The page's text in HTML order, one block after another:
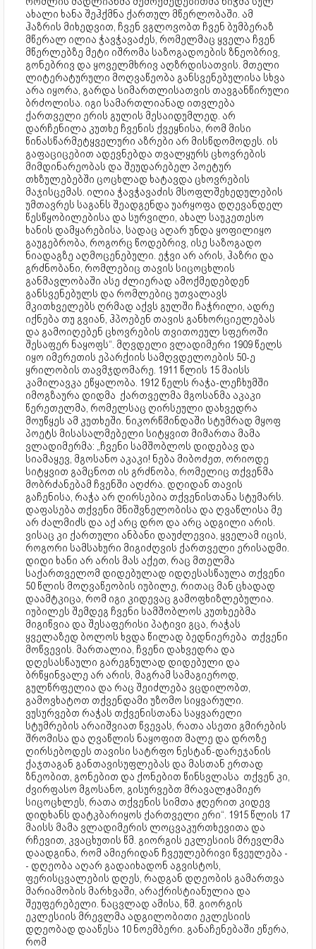
ახალი ხანა შეჰქმნა ქართულ მწერლობაში. ამ
ჰაზრის მიხედვით, ჩვენ ვგლოვობთ ჩვენ ბუმბერაზ
მწერალ ილია ჭავჭავაძეს, რომელმაც ყველა ჩვენ
მწერლებზე მეტი იშრომა საზოგადოების ზნეობრივ,
გონებრივ და ყოველმხრივ აღზრდისათვის. მთელი
ლიტერატურული მოღვაწეობა განსვენებულისა სხვა
არა იყორა, გარდა სიმართლისათვის თავგანწირული
ბრძოლისა. იგი სამართლიანად ითვლება
ქართველი ერის გულის მესაიდუმლედ. არ
დარჩენილა კუთხე ჩვენის ქვეყნისა, რომ მისი
წინასწარმეტყველური აზრები არ მისწდომოდეს. ის
გაფაციცებით ადევნებდა თვალყურს ცხოვრების
მიმდინარეობას და შეუდარებელ პოეტურ
თხზულებებში ცოცხლად ხატავდა ცხოვრების
მაჯისცემას. ილია ჭავჭავაძის მსოფლშეხედულების
უმთავრეს საგანს შეადგენდა უარყოფა დღევანდელ
წესწყობილებისა და სურვილი, ახალ საუკეთესო
ხანის დამყარებისა, სადაც აღარ უნდა ყოფილიყო
გაუგებრობა, როგორც წოდებრივ, ისე საზოგადო
ნიადაგზე აღმოცენებული. ეჭვი არ არის, ჰაზრი და
გრძნობანი, რომლებიც თავის სიცოცხლის
განმავლობაში ასე ძლიერად ამოქმედებდენ
განსვენებულს და რომლებიც უთვალავს
მკითხველებს ღრმად აქვს გულში ჩაჭრილი, ადრე
იქნება თუ გვიან, ჰპოებენ თავის განხორციელებას
და გამოიღებენ ცხოვრების თვითოეულ სფეროში
შესაფერ ნაყოფს“. მღვდელი ვლადიმერი 1909 წელს
იყო იმერეთის ეპარქიის სამღვდელოების 50-ე
ყრილობის თავმჯდომარე. 1911 წლის 15 მაისს
კამილავკა ეწყალობა. 1912 წელს რაჭა-ლეჩხუმში
იმოგზაურა დიდმა ქართველმა მგოსანმა აკაკი
წერეთელმა, რომელსაც ღირსეული დახვედრა
მოუწყეს ამ კუთხეში. ნიკორწმინდაში სტუმრად მყოფ
პოეტს მისასალმებელი სიტყვით მიმართა მამა
ვლადიმერმა: „ჩვენი სამშობლოს დიდებავ და
სიამაყევ, მგოსანო აკაკი! ნება მიბოძეთ, ორიოდე
სიტყვით გამცნოთ ის გრძნობა, რომელიც თქვენმა
მობრძანებამ ჩვენში აღძრა. დღიდან თავის
გაჩენისა, რაჭა არ ღირსებია თქვენისთანა სტუმარს.
დაფასება თქვენი მნიშვნელობისა და ღვაწლისა მე
არ ძალმიძს და აქ არც დრო და არც ადგილი არის.
ვისაც კი ქართული ანბანი დაუძლევია, ყველამ იცის,
როგორი სამსახური მიგიძღვის ქართველი ერისადმი.
დიდი ხანი არ არის მას აქეთ, რაც მთელმა
საქართველომ დიდებულად იდღესასწაულა თქვენი
50 წლის მოღვაწეობის იუბილე, რითაც მან ცხადად
დაამტკიცა, რომ იგი კიდევაც გამოფხიზლებულია.
იუბილეს შემდეგ ჩვენი სამშობლოს კუთხეებმა
მიგიწვია და შესაფერისი პატივი გცა, რაჭას
ყველაზედ ბოლოს ხვდა წილად ბედნიერება თქვენი
მოწვევის. მართალია, ჩვენი დახვედრა და
დღესასწაული გარეგნულად დიდებული და
ბრწყინვალე არ არის, მაგრამ სამაგიეროდ,
გულწრფელია და რაც შეიძლება ვცდილობთ,
გამოვხატოთ თქვენდამი უზომო სიყვარული.
ვუსურვებთ რაჭას თქვენისთანა საყვარელი
სტუმრების არაიშვიათ წვევას, რათა ასეთი გმირების
შრომისა და ღვაწლის ნაყოფით მალე და დროზე
ღირსებოდეს თავისი სატრფო ნესტან-დარეჯანის
ქაჯთაგან განთავისუფლებას და მასთან ერთად
ზნეობით, გონებით და ქონებით წინსვლასა თქვენ კი,
ძვირფასო მგოსანო, გისურვებთ მრავალჟამიერ
სიცოცხლეს, რათა თქვენის სიმთა ჟღერით კიდევ
დიდხანს დატკბარიყოს ქართველი ერი“. 1915 წლის 17
მაისს მამა ვლადიმერის ლოცვაკურთხევითა და
რჩევით, კვაცხუთის წმ. გიორგის ეკლესიის მრევლმა
დაადგინა, რომ ამიერიდან ჩვეულებრივი წვეულება -
- დღეობა აღარ გადაიხადონ აგვისტოს,
ფერისცვალების დღეს, რადგან დღეობის გამართვა
მარიამობის მარხვაში, არაქრისტიანულია და
შეუფერებელი. ნაცვლად ამისა, წმ. გიორგის
ეკლესიის მრევლმა ადგილობითი ეკლესიის
დღეობად დააწესა 10 ნოემბერი. განაჩენებაში ეწერა,
რომ